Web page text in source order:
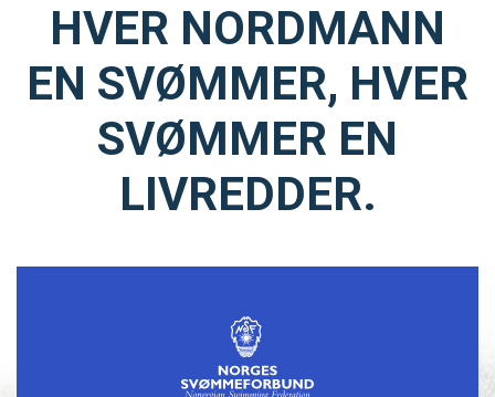
HVER NORDMANN
EN SVØMMER, HVER
SVØMMER EN
LIVREDDER.